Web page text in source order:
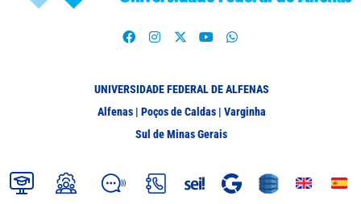
UNIVERSIDADE FEDERAL DE ALFENAS
Alfenas | Poços de Caldas | Varginha
Sul de Minas Gerais